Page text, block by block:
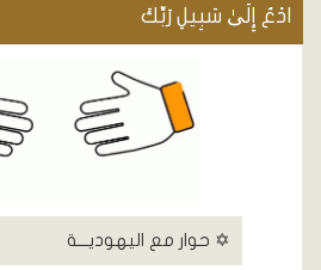
ادْعُ إِلَىٰ سَبِيلِ رَبِّكَ
✡ حوار مع اليهوديـــة